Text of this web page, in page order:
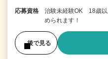
応募資格
治験未経験OK 18歳以
められます！
後で見る